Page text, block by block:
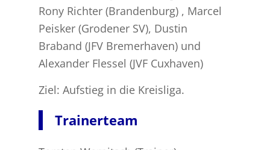
Rony Richter (Brandenburg) , Marcel
Peisker (Grodener SV), Dustin
Braband (JFV Bremerhaven) und
Alexander Flessel (JVF Cuxhaven)
Ziel: Aufstieg in die Kreisliga.
Trainerteam